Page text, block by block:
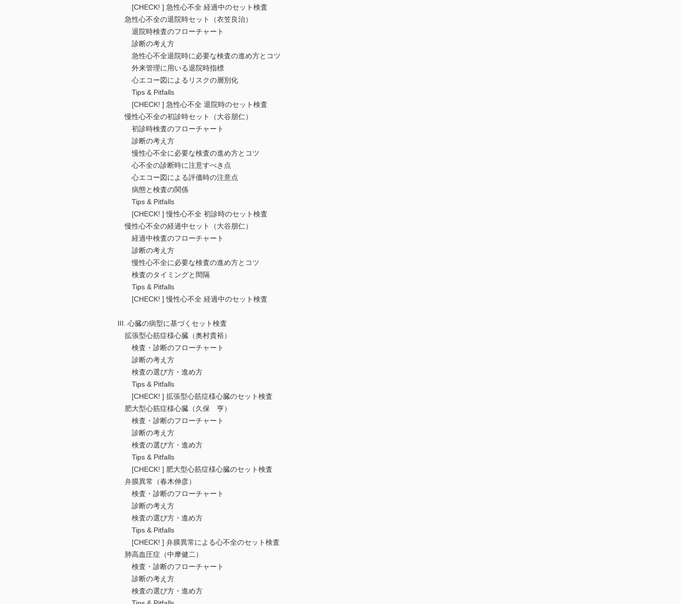
[CHECK! ] 急性心不全 経過中のセット検査
急性心不全の退院時セット（衣笠良治）
退院時検査のフローチャート
診断の考え方
急性心不全退院時に必要な検査の進め方とコツ
外来管理に用いる退院時指標
心エコー図によるリスクの層別化
Tips & Pitfalls
[CHECK! ] 急性心不全 退院時のセット検査
慢性心不全の初診時セット（大谷朋仁）
初診時検査のフローチャート
診断の考え方
慢性心不全に必要な検査の進め方とコツ
心不全の診断時に注意すべき点
心エコー図による評価時の注意点
病態と検査の関係
Tips & Pitfalls
[CHECK! ] 慢性心不全 初診時のセット検査
慢性心不全の経過中セット（大谷朋仁）
経過中検査のフローチャート
診断の考え方
慢性心不全に必要な検査の進め方とコツ
検査のタイミングと間隔
Tips & Pitfalls
[CHECK! ] 慢性心不全 経過中のセット検査
III. 心臓の病型に基づくセット検査
拡張型心筋症様心臓（奥村貴裕）
検査・診断のフローチャート
診断の考え方
検査の選び方・進め方
Tips & Pitfalls
[CHECK! ] 拡張型心筋症様心臓のセット検査
肥大型心筋症様心臓（久保 亨）
検査・診断のフローチャート
診断の考え方
検査の選び方・進め方
Tips & Pitfalls
[CHECK! ] 肥大型心筋症様心臓のセット検査
弁膜異常（春木伸彦）
検査・診断のフローチャート
診断の考え方
検査の選び方・進め方
Tips & Pitfalls
[CHECK! ] 弁膜異常による心不全のセット検査
肺高血圧症（中摩健二）
検査・診断のフローチャート
診断の考え方
検査の選び方・進め方